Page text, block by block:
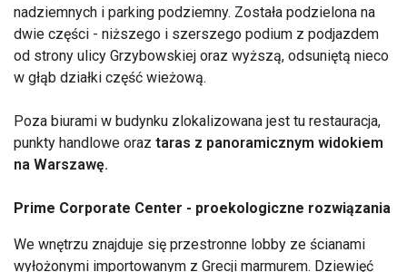
nadziemnych i parking podziemny. Została podzielona na
dwie części - niższego i szerszego podium z podjazdem
od strony ulicy Grzybowskiej oraz wyższą, odsuniętą nieco
w głąb działki część wieżową.
Poza biurami w budynku zlokalizowana jest tu restauracja,
punkty handlowe oraz taras z panoramicznym widokiem
na Warszawę.
Prime Corporate Center - proekologiczne rozwiązania
We wnętrzu znajduje się przestronne lobby ze ścianami
wyłożonymi importowanym z Grecji marmurem. Dziewięć